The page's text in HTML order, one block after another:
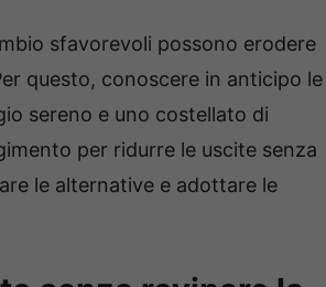
sfavorevoli possono erodere
questo, conoscere in anticipo le
sereno e uno costellato di
per ridurre le uscite senza
le alternative e adottare le